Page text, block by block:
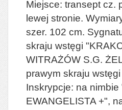
Miejsce: transept cz.
lewej stronie.
szer. 102 cm.
skraju wstęgi
WITRAŻÓW S.G.
prawym skraju
Inskrypcje: na
EWANGELISTA +",